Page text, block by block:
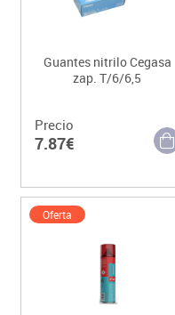
Guantes nitrilo Cegasa
zap. T/6/6,5
Precio
7.87€
Oferta